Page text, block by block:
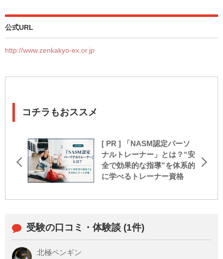
公式URL
http://www.zenkakyo-ex.or.jp
コチラもおススメ
[ PR ] 「NASM認定パーソ
ナルトレーナー」とは？“安
全で効果的な指導”を体系的
に学べるトレーナー資格
受験の口コミ・体験談 (1件)
北極ペンギン